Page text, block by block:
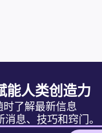
能人类创造力
了解最新信息
息、技巧和窍门。